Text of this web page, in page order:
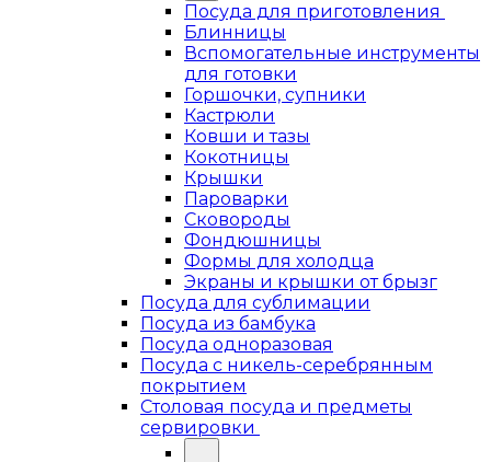
Посуда для приготовления
Блинницы
Вспомогательные инструменты
для готовки
Горшочки, супники
Кастрюли
Ковши и тазы
Кокотницы
Крышки
Пароварки
Сковороды
Фондюшницы
Формы для холодца
Экраны и крышки от брызг
Посуда для сублимации
Посуда из бамбука
Посуда одноразовая
Посуда с никель-серебрянным
покрытием
Столовая посуда и предметы
сервировки